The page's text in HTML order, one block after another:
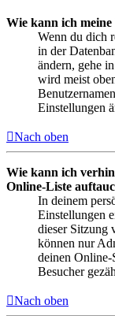
Wie kann ich
Wenn du dich
in der
ändern, gehe
wird meist
Einstellungen
Nach oben
Wie kann ich
Online-Liste
In deinem
Einstellungen
dieser Sitzung
können nur
deinen Online-
Besucher
Nach oben